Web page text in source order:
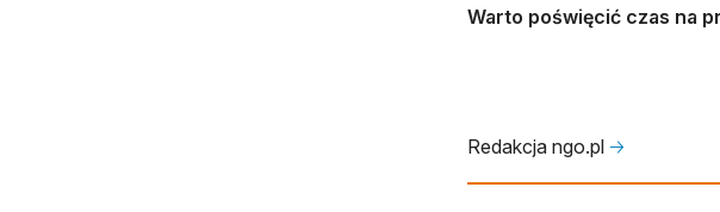
Warto poświęcić czas na
Redakcja ngo.pl 🡢